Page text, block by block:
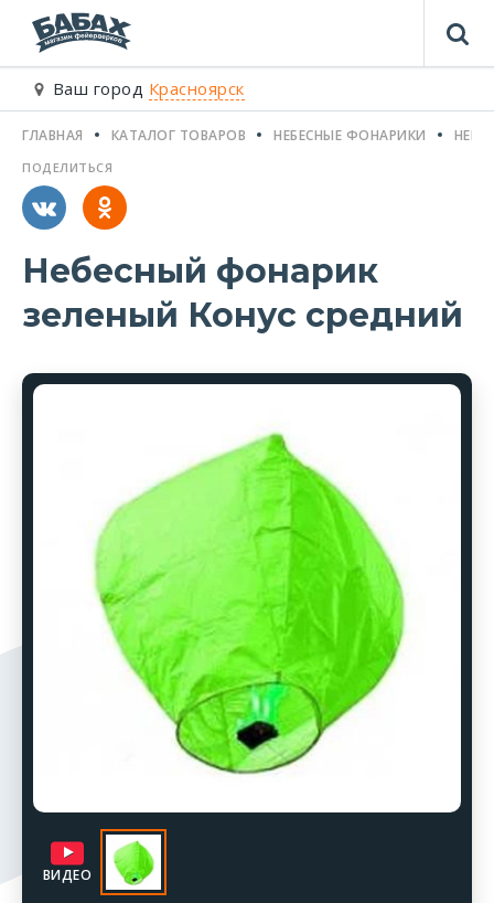
Ваш город Красноярск
ГЛАВНАЯ КАТАЛОГ ТОВАРОВ НЕБЕСНЫЕ ФОНАРИКИ
Небесный фонарик
зеленый Конус средний
ПОДЕЛИТЬСЯ
ВИДЕО